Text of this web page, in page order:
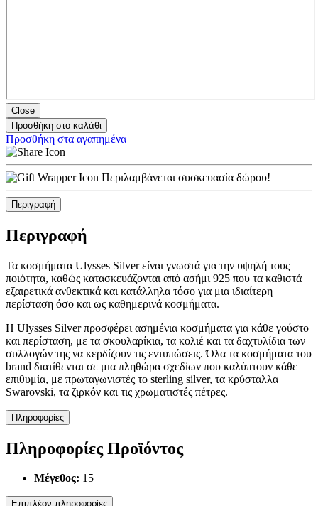
Close
Προσθήκη στο καλάθι
Προσθήκη στα αγαπημένα
Περιλαμβάνεται συσκευασία δώρου!
Περιγραφή
Περιγραφή
Τα κοσμήματα Ulysses Silver είναι γνωστά για την υψηλή τους
ποιότητα, καθώς κατασκευάζονται από ασήμι 925 που τα καθιστά
εξαιρετικά ανθεκτικά και κατάλληλα τόσο για μια ιδιαίτερη
περίσταση όσο και ως καθημερινά κοσμήματα.
Η Ulysses Silver προσφέρει ασημένια κοσμήματα για κάθε γούστο
και περίσταση, με τα σκουλαρίκια, τα κολιέ και τα δαχτυλίδια των
συλλογών της να κερδίζουν τις εντυπώσεις. Όλα τα κοσμήματα του
brand διατίθενται σε μια πληθώρα σχεδίων που καλύπτουν κάθε
επιθυμία, με πρωταγωνιστές το sterling silver, τα κρύσταλλα
Swarovski, τα ζιρκόν και τις χρωματιστές πέτρες.
Πληροφορίες
Πληροφορίες Προϊόντος
Μέγεθος: 15
Επιπλέον πληροφορίες